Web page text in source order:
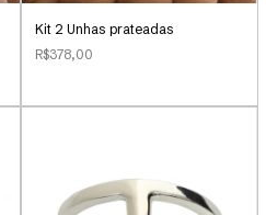
Kit 2 Unhas prateadas
R$378,00